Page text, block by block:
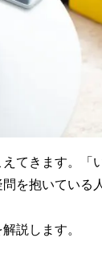
てきます。「
を抱いている
説します。